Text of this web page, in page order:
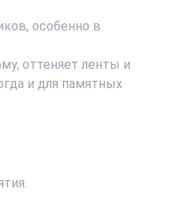
особенно в
оттеняет ленты и
и для памятных